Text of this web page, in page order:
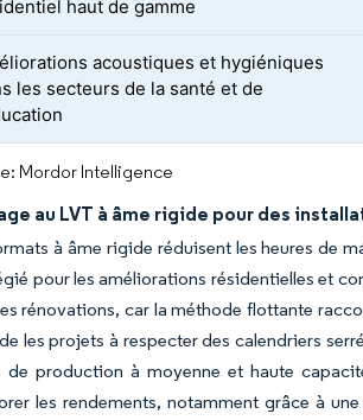
haut de gamme
acoustiques et hygiéniques
les secteurs de la santé et de
Mordor Intelligence
au LVT à âme rigide pour des
à âme rigide réduisent les heures de
pour les améliorations résidentielles et
rénovations, car la méthode flottante
les projets à respecter des calendriers
de production à moyenne et haute
les rendements, notamment grâce à